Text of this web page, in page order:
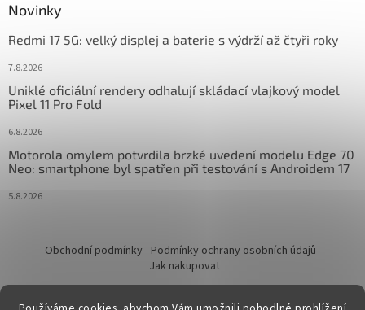
Novinky
Redmi 17 5G: velký displej a baterie s výdrží až čtyři roky
7.8.2026
Uniklé oficiální rendery odhalují skládací vlajkový model
Pixel 11 Pro Fold
6.8.2026
Motorola omylem potvrdila brzké uvedení modelu Edge 70
Neo: smartphone byl spatřen při testování s Androidem 17
5.8.2026
Obchodní podmínky Podmínky ochrany osobních údajů
Jak nakupovat